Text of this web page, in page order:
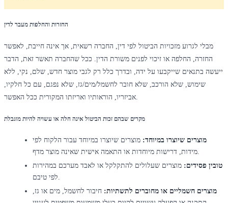
החזרות והחלפות מעבר לדין
מבלי לגרוע מזכויות הביטול לפי דין, החברה רשאית, אך אינה חייבת, לאפשר
החזרה, החלפה או זיכוי לפנים משורת הדין. ככל שהחברה תאשר זאת, הדבר
ייעשה בתנאים שייקבעו על ידה, ובדרך כלל רק לגבי מוצר חדש, שלם, נקי, ללא
שימוש, שלא הורכב, שלא חובר לחשמל/מים/גז, שלא נפגם, עם כל חלקיו,
מקרים שבהם זכות הביטול אינה חלה או עשויה להיות מוגבלת
מוצרים שיוצרו במיוחד: מוצרים שיוצרו במיוחד עבור הלקוח לפי
טובין פסידים: מוצרים שעלולים להתקלקל או לאבד מערכם במהירות
מוצרים חשמליים או מחוברים לתשתיות: חיבור לחשמל, מים או גז,